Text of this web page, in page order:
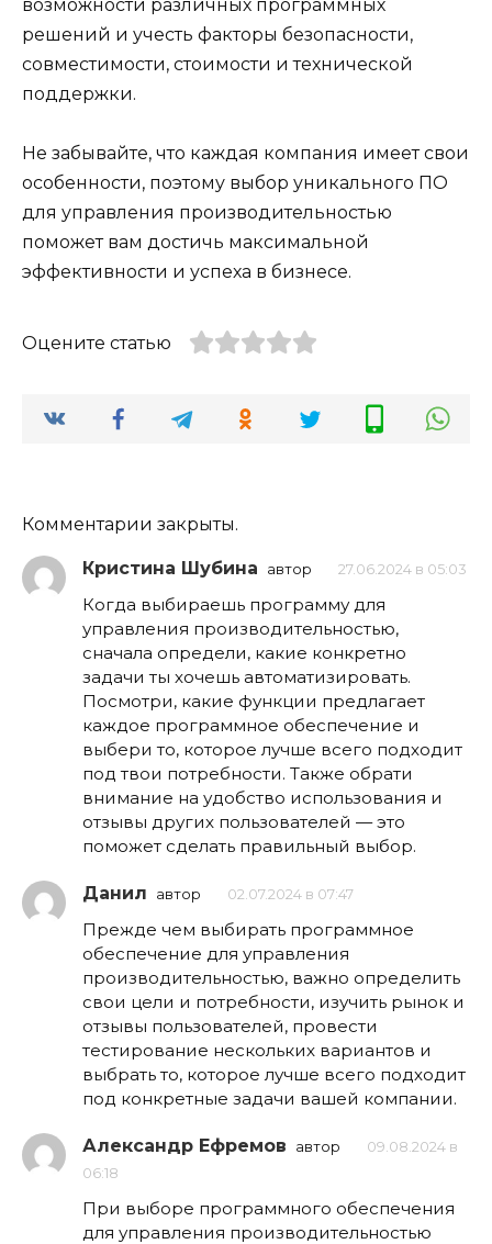
возможности различных программных
решений и учесть факторы безопасности,
совместимости, стоимости и технической
поддержки.
Не забывайте, что каждая компания имеет свои
особенности, поэтому выбор уникального ПО
для управления производительностью
поможет вам достичь максимальной
эффективности и успеха в бизнесе.
Оцените статью
Комментарии закрыты.
Кристина Шубина автор 27.06.2024 в 05:03
Когда выбираешь программу для
управления производительностью,
сначала определи, какие конкретно
задачи ты хочешь автоматизировать.
Посмотри, какие функции предлагает
каждое программное обеспечение и
выбери то, которое лучше всего подходит
под твои потребности. Также обрати
внимание на удобство использования и
отзывы других пользователей — это
поможет сделать правильный выбор.
Данил автор 02.07.2024 в 07:47
Прежде чем выбирать программное
обеспечение для управления
производительностью, важно определить
свои цели и потребности, изучить рынок и
отзывы пользователей, провести
тестирование нескольких вариантов и
выбрать то, которое лучше всего подходит
под конкретные задачи вашей компании.
Александр Ефремов автор
09.08.2024 в
06:18
При выборе программного обеспечения
для управления производительностью